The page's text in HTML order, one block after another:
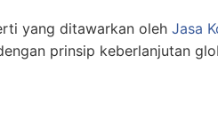
yang ditawarkan oleh Jasa
prinsip keberlanjutan